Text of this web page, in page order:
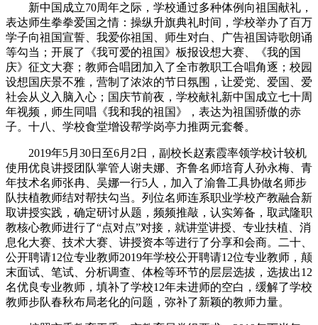
新中国成立70周年之际，学校通过多种体例向祖国献礼，
表达师生拳拳爱国之情：操纵升旗典礼时间，学校举办了百万
学子向祖国宣誓、我爱你祖国、师生对白、广告祖国诗歌朗诵
等勾当；开展了《我可爱的祖国》板报设想大赛、《我的国
庆》征文大赛；教师合唱团加入了全市教职工合唱角逐；校园
设想国庆景不雅，营制了浓浓的节日氛围，让爱党、爱国、爱
社会从义入脑入心；国庆节前夜，学校献礼新中国成立七十周
年视频，师生同唱《我和我的祖国》，表达为祖国骄傲的赤
子。十八、学校食堂增设帮学岗亭力推两元套餐。
2019年5月30日至6月2日，副校长赵素霞率领学校计较机
使用优良讲授团队掌管人谢夫娜、齐鲁名师培育人孙永梅、青
年技术名师张冉、吴娜一行5人，加入了渝鲁工具协做名师步
队扶植教师结对帮扶勾当。列位名师连系职业学校产教融合新
取讲授实践，确定研讨从题，频频推敲，认实筹备，取武隆职
教核心教师进行了“点对点”对接，就讲堂讲授、专业扶植、消
息化大赛、技术大赛、讲授资本等进行了分享和会商。二十、
公开聘请12位专业教师2019年学校公开聘请12位专业教师，颠
末面试、笔试、分析调查、体检等环节的层层选拔，选拔出12
名优良专业教师，填补了学校12年未进师的空白，缓解了学校
教师步队春秋布局老化的问题，弥补了新颖的教师力量。